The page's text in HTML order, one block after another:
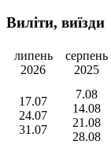
Виліти, виїзди
липень
2026
серпень
2025
17.07
24.07
31.07
7.08
14.08
21.08
28.08